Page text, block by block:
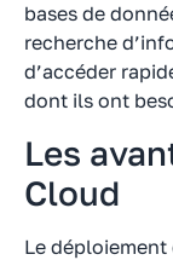
bases de
recherche
d’accéder
dont ils ont
Les
Cloud
Le déploiement